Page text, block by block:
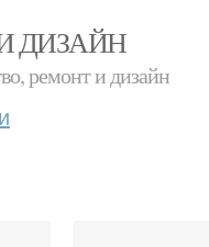
ДИЗАЙН
ремонт и дизайн